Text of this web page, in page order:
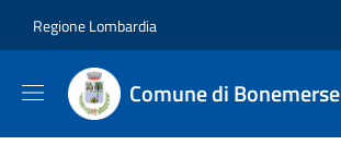
Regione Lombardia
Comune di Bonemerse